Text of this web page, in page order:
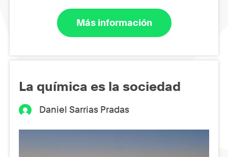
Más información
La química es la sociedad
Daniel Sarrias Pradas